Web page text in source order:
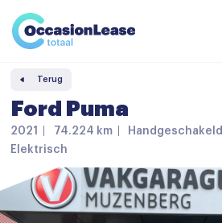
Leasevoorwaarden
Veelgestelde vragen
Nieuws en tips
Over ons
Vergelijker
Terug
Ford Puma
2021 74.224 km Handgeschakeld
Elektrisch